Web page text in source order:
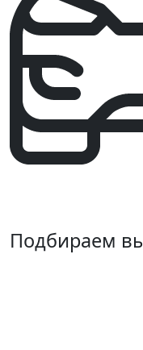
Подбираем